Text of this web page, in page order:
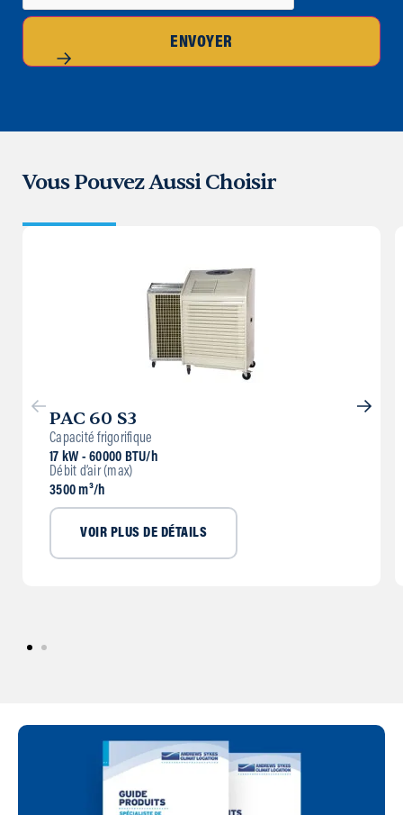
ENVOYER
Vous Pouvez Aussi Choisir
PAC 60 S3
Capacité frigorifique
17 kW - 60000 BTU/h
Débit d’air (max)
3500 m³/h
VOIR PLUS DE DÉTAILS